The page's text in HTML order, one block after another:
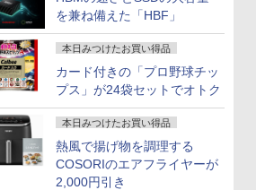
を兼ね備えた「HBF」
本日みつけたお買い得品
カード付きの「プロ野球チッ
プス」が24袋セットでオトク
本日みつけたお買い得品
熱風で揚げ物を調理する
COSORIのエアフライヤーが
2,000円引き